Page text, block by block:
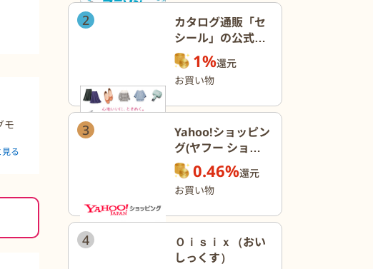
モ
る
2
カタログ通販「セ
シール」の公式オ
ンラインショップ
1%還元
お買い物
3
Yahoo!ショッピン
グ(ヤフー ショッ
ピング)0.46%還元
お買い物
4
Ｏｉｓｉｘ（おい
しっくす）